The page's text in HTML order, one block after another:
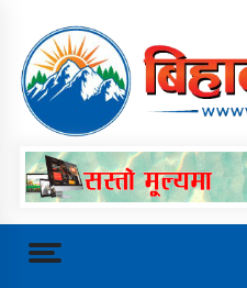
content
बिहानीको तारा